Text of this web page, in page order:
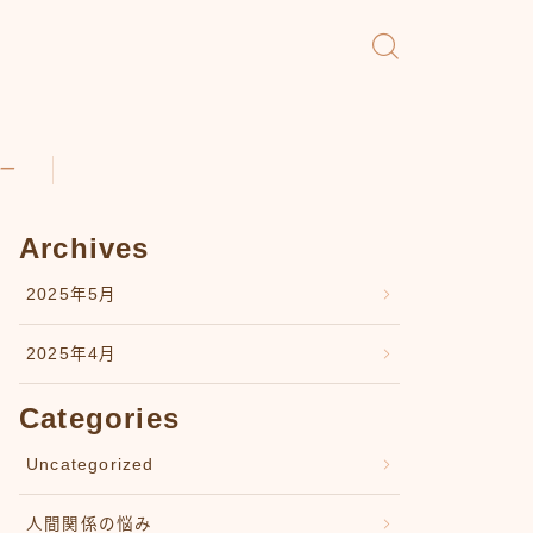
Archives
2025年5月
2025年4月
Categories
Uncategorized
人間関係の悩み